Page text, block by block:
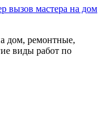
вызов мастера на дом
дом, ремонтные,
виды работ по